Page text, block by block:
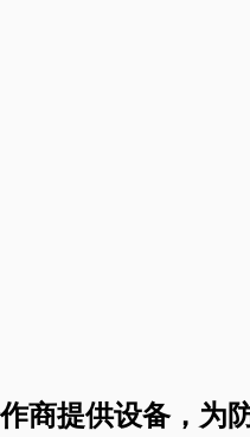
商提供设备，为